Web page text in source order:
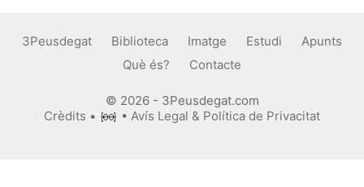
3Peusdegat Biblioteca Imatge Estudi
Apunts
Què és?
Contacte
© 2026 - 3Peusdegat.com
Crèdits • •Avís Legal & Política de Privacitat